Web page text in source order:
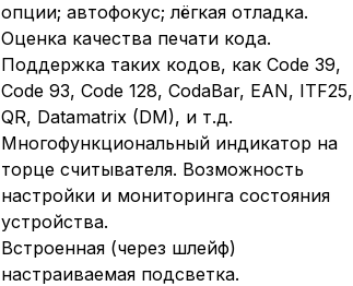
опции; автофокус; лёгкая отладка.
Оценка качества печати кода.
Поддержка таких кодов, как Code 39,
Code 93, Code 128, CodaBar, EAN, ITF25,
QR, Datamatrix (DM), и т.д.
Многофункциональный индикатор на
торце считывателя. Возможность
настройки и мониторинга состояния
устройства.
Встроенная (через шлейф)
настраиваемая подсветка.